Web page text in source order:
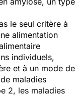
le seul critère à
alimentation
individuels,
et à un mode de
maladies
2, les maladies